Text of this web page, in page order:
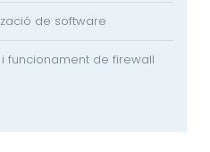
de software
funcionament de firewall